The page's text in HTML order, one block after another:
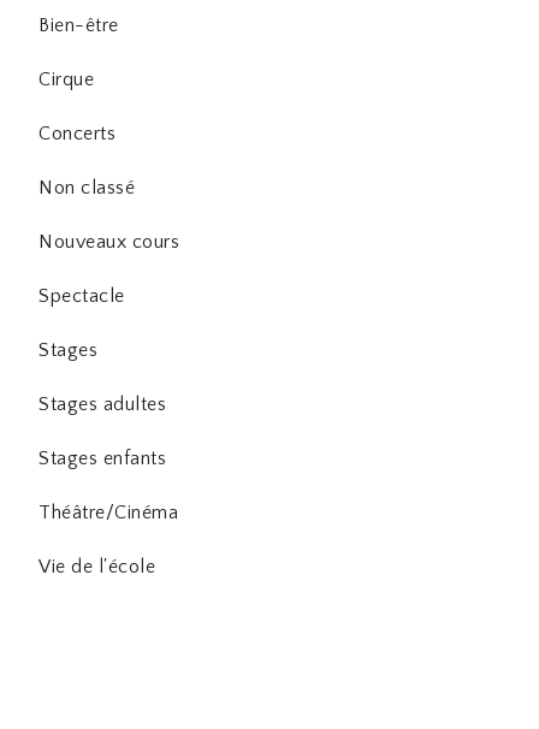
Bien-être
Cirque
Concerts
Non classé
Nouveaux cours
Spectacle
Stages
Stages adultes
Stages enfants
Théâtre/Cinéma
Vie de l'école